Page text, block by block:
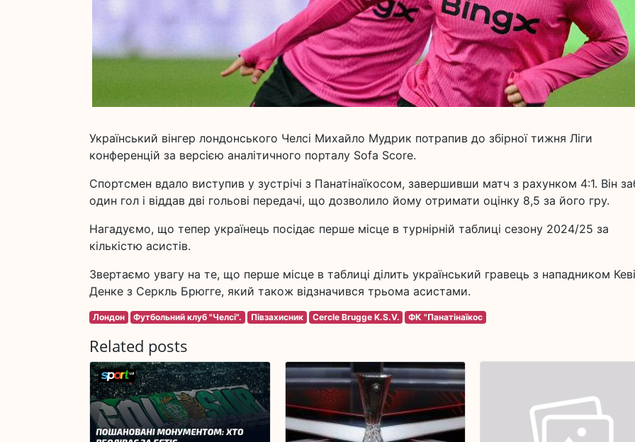
Український вінгер лондонського Челсі Михайло Мудрик потрапив до збірної тижня Ліги
конференцій за версією аналітичного порталу Sofa Score.
Спортсмен вдало виступив у зустрічі з Панатінаїкосом, завершивши матч з рахунком 4:1. Він
один гол і віддав дві гольові передачі, що дозволило йому отримати оцінку 8,5 за його гру.
Нагадуємо, що тепер українець посідає перше місце в турнірній таблиці сезону 2024/25 за
кількістю асистів.
Звертаємо увагу на те, що перше місце в таблиці ділить український гравець з нападником
Денке з Серкль Брюгге, який також відзначився трьома асистами.
Лондон Футбольний клуб "Челсі". Півзахисник Cercle Brugge K.S.V. ФК "Панатінаїкос
Related posts